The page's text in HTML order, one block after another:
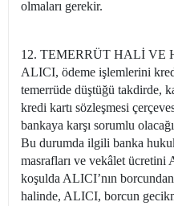
olmaları gerekir.
12. TEMERRÜT HALİ VE
ALICI, ödeme işlemlerini
temerrüde düştüğü takdirde,
kredi kartı sözleşmesi
bankaya karşı sorumlu
Bu durumda ilgili banka
masrafları ve vekâlet
koşulda ALICI’nın
halinde, ALICI, borcun